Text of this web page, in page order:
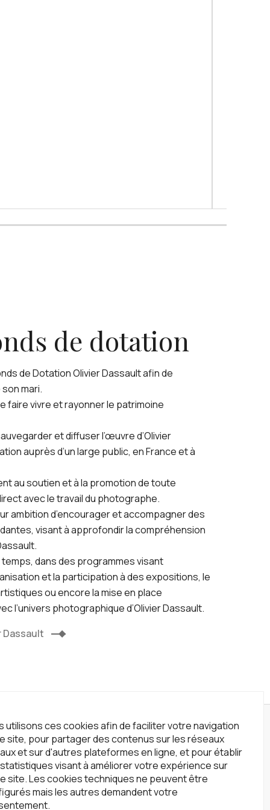
utilisons ces cookies afin de faciliter votre navigation
site, pour partager des contenus sur les réseaux
et sur d'autres plateformes en ligne, et pour établir
visant à améliorer votre expérience sur
site. Les cookies techniques ne peuvent être
mais les autres demandent votre
de dotation
de Dotation Olivier Dassault afin de
mari.
faire vivre et rayonner le patrimoine
et diffuser l’œuvre d’Olivier
auprès d’un large public, en France et à
au soutien et à la promotion de toute
avec le travail du photographe.
ambition d’encourager et accompagner des
visant à approfondir la compréhension
dans des programmes visant
et la participation à des expositions, le
ou encore la mise en place
l’univers photographique d’Olivier Dassault.
Dassault
vous à notre newsletter !
S'inscrire
sociaux